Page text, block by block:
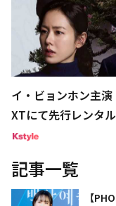
イ・ビョンホン主
XTにて先行レンタ
記事一覧
【